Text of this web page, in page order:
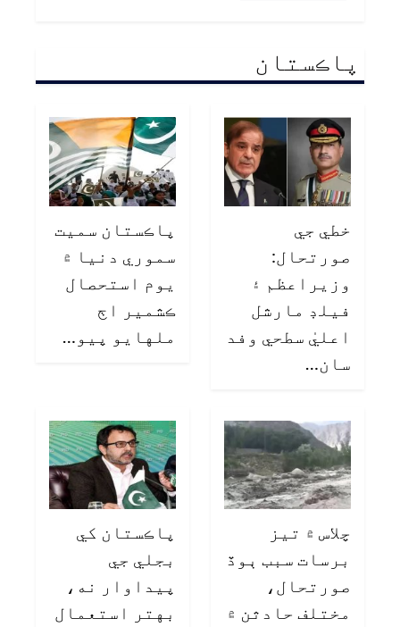
پاڪستان
خطي جي
صورتحال:
وزيراعظم ۽
فيلڊ مارشل
اعليٰ سطحي وفد
سان…
پاڪستان سميت
سموري دنيا ۾
يوم استحصال
ڪشمير اڄ
ملهايو پيو…
چلاس ۾ تيز
برسات سبب ٻوڏ
صورتحال،
مختلف حادثن ۾
پاڪستان کي
بجلي جي
پيداوار نه،
بهتر استعمال